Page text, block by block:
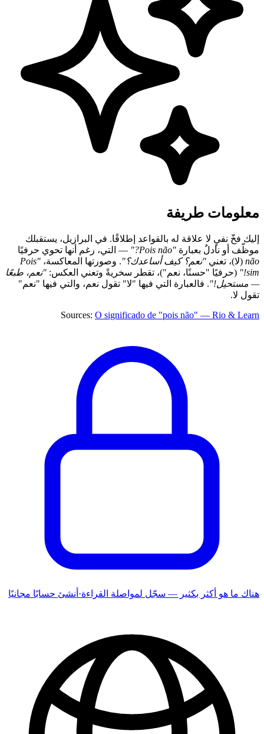
معلومات طريفة
إليك فخّ نفيٍ لا علاقة له بالقواعد إطلاقًا. في البرازيل، يستقبلك
موظّف أو نادلٌ بعبارة "Pois não?"
— التي، رغم أنها تحوي حرفيًا
não (لا)، تعني "نعم؟ كيف أساعدك؟". وصورتها المعاكسة،
"Pois
sim!"
(حرفيًا "حسنًا، نعم")، تقطر سخريةً وتعني العكس: "نعم، طبعًا
— مستحيل!". فالعبارة التي فيها "لا" تقول نعم، والتي فيها "نعم"
تقول لا.
Sources: O significado de "pois não" — Rio & Learn
هناك ما هو أكثر بكثير — سجّل لمواصلة القراءة· أنشئ حسابًا مجانيًا